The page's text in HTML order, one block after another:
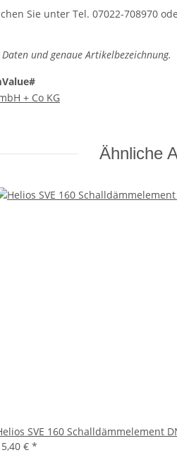
Sie unter Tel. 07022-708970
und genaue Artikelbezeichnung.
+ Co KG
Ähnliche
SVE 160 Schalldämmelement
€ *